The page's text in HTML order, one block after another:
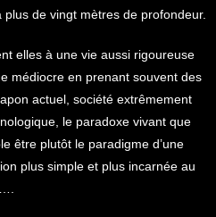
de vingt mètres de profondeur.
elles à une vie aussi rigoureuse
médiocre en prenant souvent des
actuel, société extrêmement
le paradoxe vivant que
être plutôt le paradigme d’une
plus simple et plus incarnée au